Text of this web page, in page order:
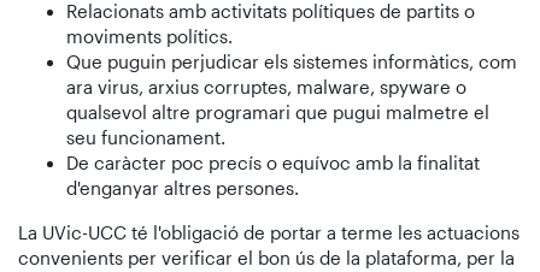
Relacionats amb activitats polítiques de partits o
moviments polítics.
Que puguin perjudicar els sistemes informàtics, com
ara virus, arxius corruptes, malware, spyware o
qualsevol altre programari que pugui malmetre el
seu funcionament.
De caràcter poc precís o equívoc amb la finalitat
d'enganyar altres persones.
La UVic-UCC té l'obligació de portar a terme les actuacions
convenients per verificar el bon ús de la plataforma, per la